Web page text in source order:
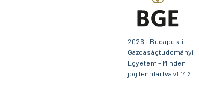
2026 - Budapesti
Gazdaságtudományi
Egyetem - Minden
jog fenntartva v1.14.2